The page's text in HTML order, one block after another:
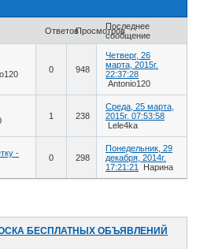
ОтветовПросмотровПоследнее
сообщение
0 948
Четверг, 26
марта, 2015г.
22:37:28
Antonio120
1 238
Среда, 25 марта,
2015г. 07:53:58
Lele4ka
-
0 298
Понедельник, 29
декабря, 2014г.
17:21:21
Нарина
БЕСПЛАТНЫХ ОБЪЯВЛЕНИЙ